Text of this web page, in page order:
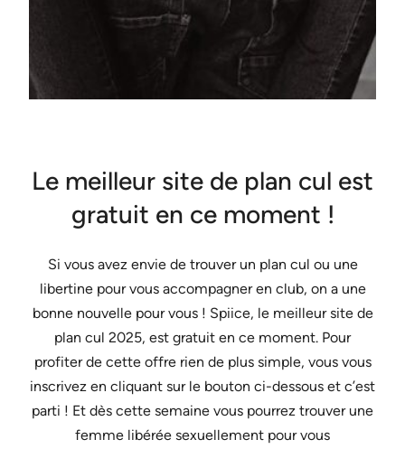
Le meilleur site de plan cul est
gratuit en ce moment !
Si vous avez envie de trouver un plan cul ou une
libertine pour vous accompagner en club, on a une
bonne nouvelle pour vous ! Spiice, le meilleur site de
plan cul 2025, est gratuit en ce moment. Pour
profiter de cette offre rien de plus simple, vous vous
inscrivez en cliquant sur le bouton ci-dessous et c’est
parti ! Et dès cette semaine vous pourrez trouver une
femme libérée sexuellement pour vous